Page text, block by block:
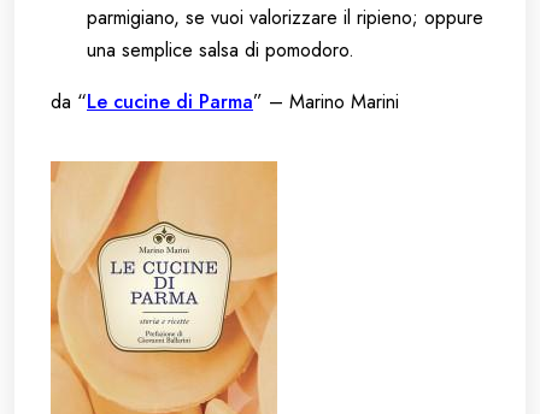
parmigiano, se vuoi valorizzare il ripieno; oppure
una semplice salsa di pomodoro.
da “Le cucine di Parma” – Marino Marini